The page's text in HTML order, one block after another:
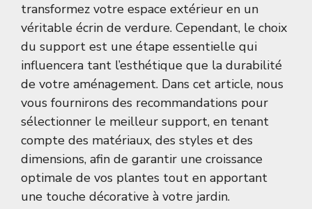
transformez votre espace extérieur en un
véritable écrin de verdure. Cependant, le choix
du support est une étape essentielle qui
influencera tant l’esthétique que la durabilité
de votre aménagement. Dans cet article, nous
vous fournirons des recommandations pour
sélectionner le meilleur support, en tenant
compte des matériaux, des styles et des
dimensions, afin de garantir une croissance
optimale de vos plantes tout en apportant
une touche décorative à votre jardin.